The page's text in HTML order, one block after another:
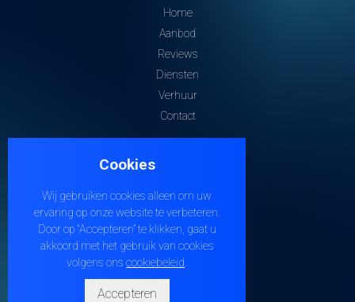
Home
Aanbod
Reviews
Diensten
Verhuur
Contact
Steenweg 32
+32 474 38 21 04
info@jnsmotors.be
BE1005.210.901
Socials
Cookies
Wij gebruiken cookies alleen om uw
ervaring op onze website te verbeteren.
Door op “Accepteren” te klikken, gaat u
akkoord met het gebruik van cookies
volgens ons cookiebeleid.
Accepteren